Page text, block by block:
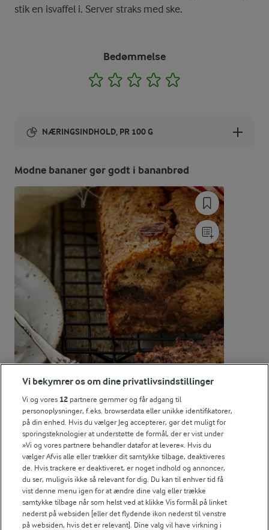
stik en isvaffel i. Server straks med ske.
Bedømmelse
1 2 3 4
NÆRINGSINDHOLD, PR 100 G
692 kJ / 165 kcal
Energifordeling
ENERGI PR 100 G
Fiber:
1,9 g
Protein:
6,3 g
Fedt:
7,4 g
Modne bananer gør godt i bananbrød
1 TIME 45 MIN
Bananbrød
(125)
Vi bekymrer os om dine privatlivsindstillinger
Vi og vores 12 partnere gemmer og får adgang til
personoplysninger, f.eks. browserdata eller unikke identifikatorer,
på din enhed. Hvis du vælger Jeg accepterer, gør det muligt for
sporingsteknologier at understøtte de formål, der er vist under
»Vi og vores partnere behandler datafor at levere«. Hvis du
vælger Afvis alle eller trækker dit samtykke tilbage, deaktiveres
de. Hvis trackere er deaktiveret, er noget indhold og annoncer,
du ser, muligvis ikke så relevant for dig. Du kan til enhver tid få
vist denne menu igen for at ændre dine valg eller trække
samtykke tilbage når som helst ved at klikke Vis formål på linket
nederst på websiden [eller det flydende ikon nederst til venstre
på websiden, hvis det er relevant]. Dine valg vil have virkning i